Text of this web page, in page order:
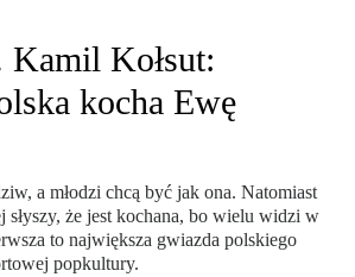
Kamil Kołsut:
kocha Ewę
a młodzi chcą być jak ona. Natomiast
słyszy, że jest kochana, bo wielu widzi w
to największa gwiazda polskiego
popkultury.